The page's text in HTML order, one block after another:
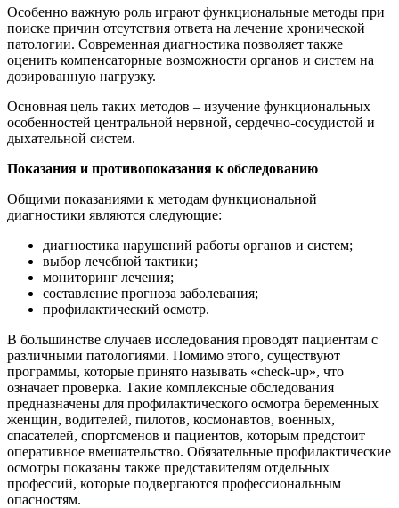
Особенно важную роль играют функциональные методы при
поиске причин отсутствия ответа на лечение хронической
патологии. Современная диагностика позволяет также
оценить компенсаторные возможности органов и систем на
дозированную нагрузку.
Основная цель таких методов – изучение функциональных
особенностей центральной нервной, сердечно-сосудистой и
дыхательной систем.
Показания и противопоказания к обследованию
Общими показаниями к методам функциональной
диагностики являются следующие:
диагностика нарушений работы органов и систем;
выбор лечебной тактики;
мониторинг лечения;
составление прогноза заболевания;
профилактический осмотр.
В большинстве случаев исследования проводят пациентам с
различными патологиями. Помимо этого, существуют
программы, которые принято называть «check-up», что
означает проверка. Такие комплексные обследования
предназначены для профилактического осмотра беременных
женщин, водителей, пилотов, космонавтов, военных,
спасателей, спортсменов и пациентов, которым предстоит
оперативное вмешательство. Обязательные профилактические
осмотры показаны также представителям отдельных
профессий, которые подвергаются профессиональным
опасностям.